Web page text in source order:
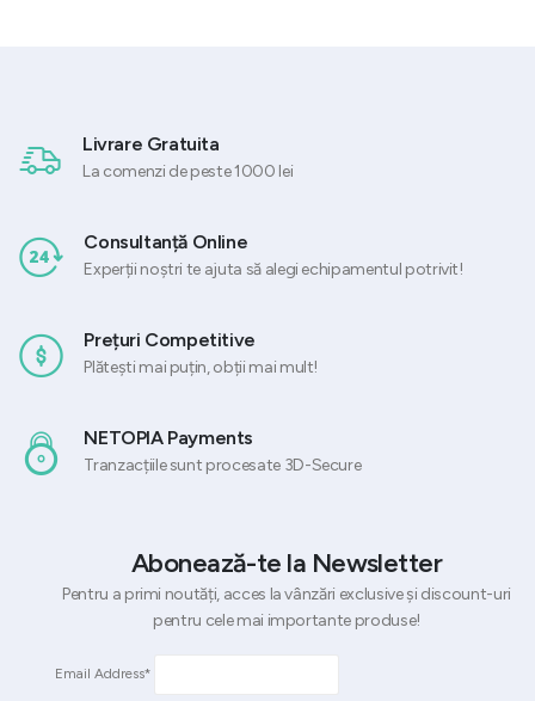
Livrare Gratuita
La comenzi de peste 1000 lei
Consultanță Online
Experții noștri te ajuta să alegi echipamentul potrivit!
Prețuri Competitive
Plătești mai puțin, obții mai mult!
NETOPIA Payments
Tranzacțiile sunt procesate 3D-Secure
Abonează-te la Newsletter
Pentru a primi noutăți, acces la vânzări exclusive și discount-uri
pentru cele mai importante produse!
Email Address*